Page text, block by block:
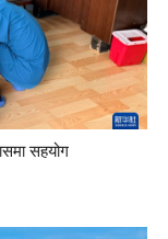
सहयोग